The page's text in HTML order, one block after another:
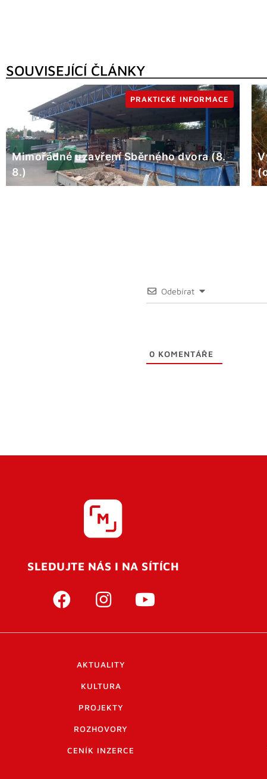
SOUVISEJÍCÍ ČLÁNKY
Mimořádné uzavření Sběrného dvora (8.
8.)
PRAKTICKÉ INFORMACE
Odebírat
0 KOMENTÁŘE
SLEDUJTE NÁS I NA SÍTÍCH
AKTUALITY
KULTURA
PROJEKTY
ROZHOVORY
CENÍK INZERCE